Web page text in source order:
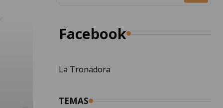
Facebook
La Tronadora
TEMAS